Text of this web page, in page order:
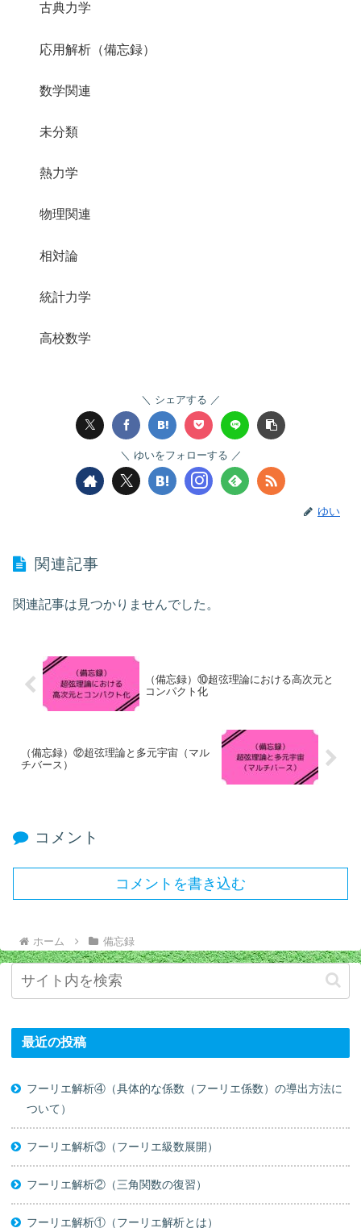
古典力学
応用解析（備忘録）
数学関連
未分類
熱力学
物理関連
相対論
統計力学
高校数学
シェアする
ゆいをフォローする
ゆい
関連記事
関連記事は見つかりませんでした。
（備忘録）⑩超弦理論における高次元と
コンパクト化
（備忘録）⑫超弦理論と多元宇宙（マル
チバース）
コメント
コメントを書き込む
ホーム 備忘録
最近の投稿
フーリエ解析④（具体的な係数（フーリエ係数）の導出方法に
ついて）
フーリエ解析③（フーリエ級数展開）
フーリエ解析②（三角関数の復習）
フーリエ解析①（フーリエ解析とは）